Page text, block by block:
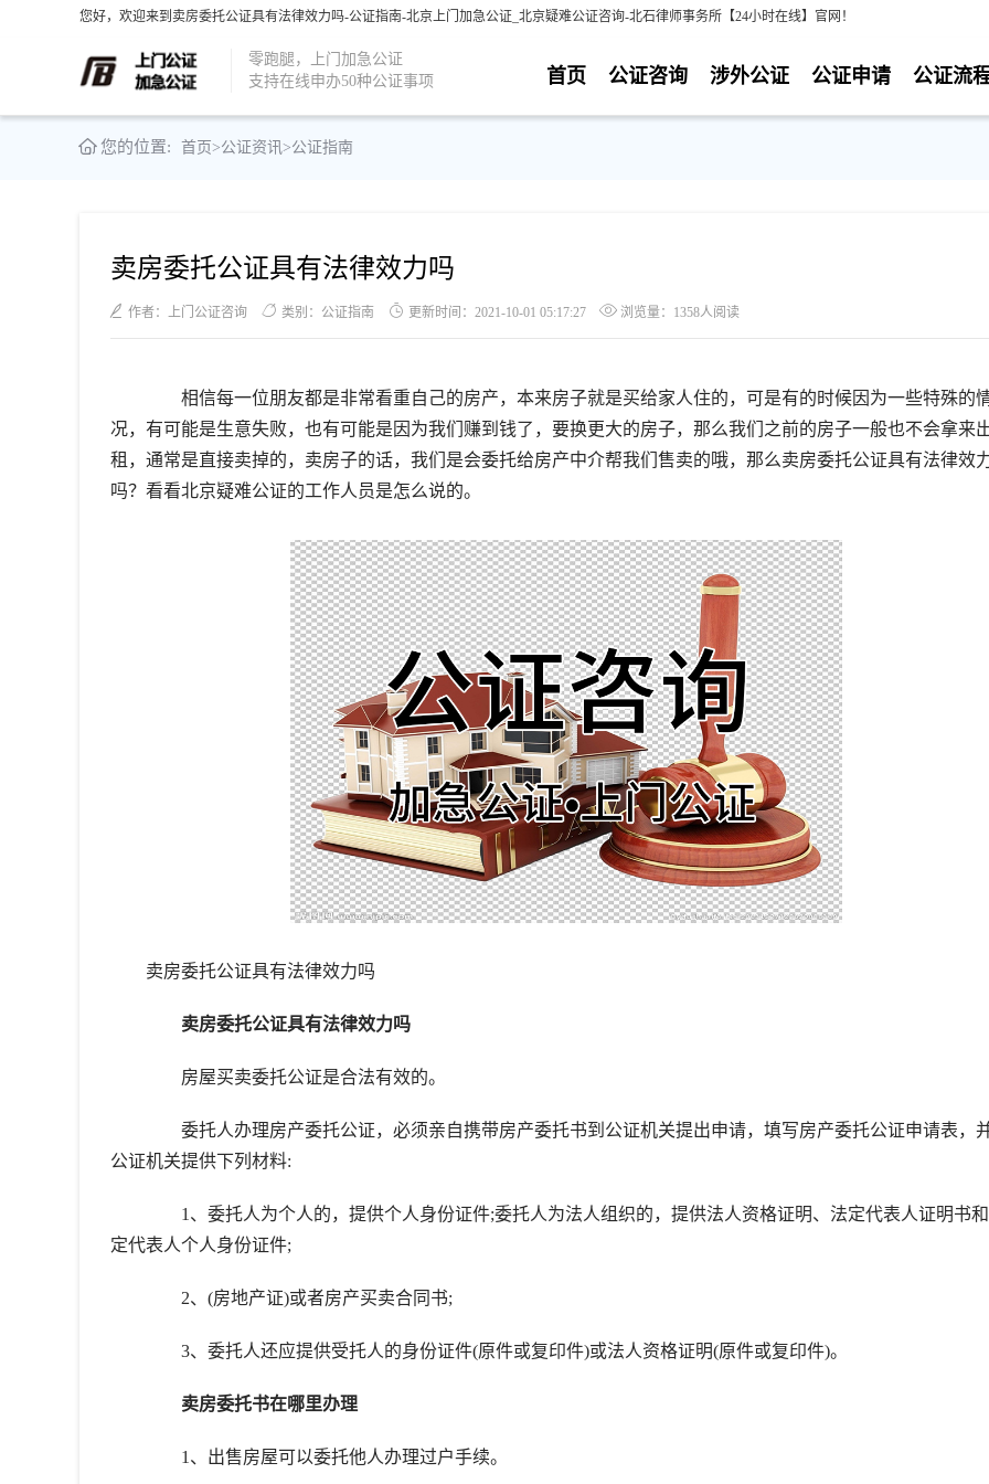
您好，欢迎来到卖房委托公证具有法律效力吗-公证指南-北京上门加急公证_北京疑难公证咨询-北石律师事务所【24小时在线】官网！
零跑腿，上门加急公证
支持在线申办50种公证事项
公证流
公证申请
涉外公证
公证咨询
首页
您的位置: 首页>公证资讯>公证指南
卖房委托公证具有法律效力吗
作者：上门公证咨询 类别：公证指南 更新时间：2021-10-01 05:17:27 浏览量：1358人阅读
相信每一位朋友都是非常看重自己的房产，本来房子就是买给家人住的，可是有的时候因为一些特殊的
况，有可能是生意失败，也有可能是因为我们赚到钱了，要换更大的房子，那么我们之前的房子一般也不会拿来
租，通常是直接卖掉的，卖房子的话，我们是会委托给房产中介帮我们售卖的哦，那么卖房委托公证具有法律效
吗？看看北京疑难公证的工作人员是怎么说的。
卖房委托公证具有法律效力吗
卖房委托公证具有法律效力吗
房屋买卖委托公证是合法有效的。
委托人办理房产委托公证，必须亲自携带房产委托书到公证机关提出申请，填写房产委托公证申请表，
公证机关提供下列材料:
1、委托人为个人的，提供个人身份证件;委托人为法人组织的，提供法人资格证明、法定代表人证明书
定代表人个人身份证件;
2、(房地产证)或者房产买卖合同书;
3、委托人还应提供受托人的身份证件(原件或复印件)或法人资格证明(原件或复印件)。
卖房委托书在哪里办理
1、出售房屋可以委托他人办理过户手续。